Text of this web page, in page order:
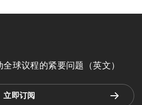
球议程的紧要问题（英文）
立即订阅